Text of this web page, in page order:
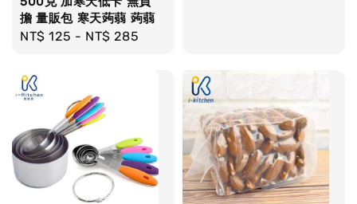
擔 量販包 寒天蒟蒻 蒟蒻
Regular
NT$ 125 - NT$ 285